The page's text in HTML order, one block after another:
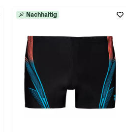
Nachhaltig